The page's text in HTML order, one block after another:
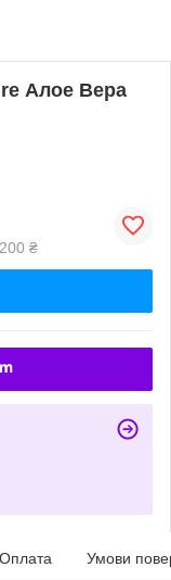
Алое Вера
₴
Оплата Умови